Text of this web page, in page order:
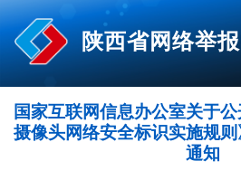
陕西省网络举
国家互联网信息办公室关于
摄像头网络安全标识实施规
通知